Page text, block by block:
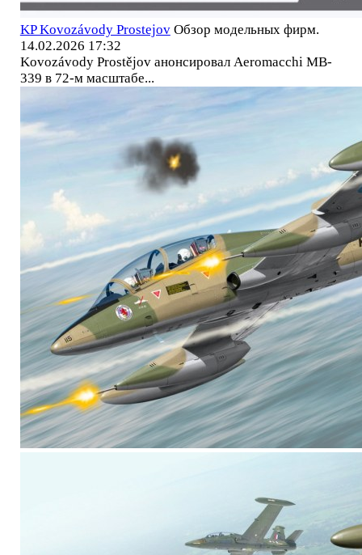
KP Kovozávody Prostejov Обзор модельных фирм.
14.02.2026 17:32
Kovozávody Prostějov анонсировал Aeromacchi MB-
339 в 72-м масштабе...